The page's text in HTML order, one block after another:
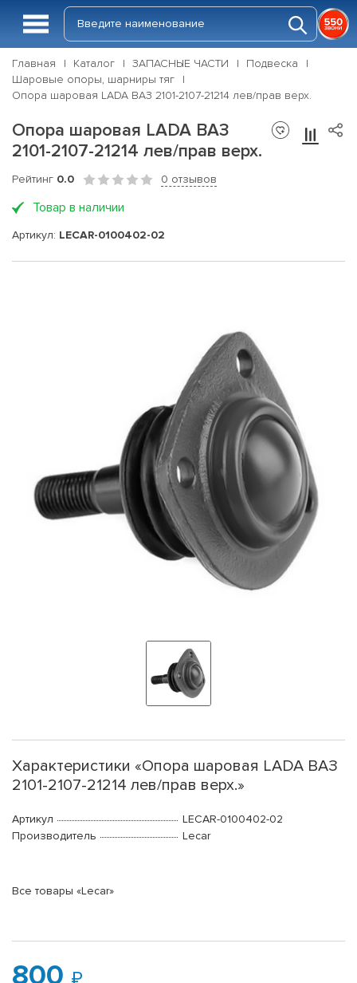
Главная Каталог ЗАПАСНЫЕ ЧАСТИ
Подвеска
Шаровые опоры, шарниры тяг
Опора шаровая LADA ВАЗ 2101-2107-21214 лев/прав верх.
Опора шаровая LADA ВАЗ
2101-2107-21214 лев/прав верх.
Рейтинг 0.0 0 отзывов
Товар в наличии
Артикул: LECAR-0100402-02
Характеристики «Опора шаровая LADA ВАЗ
2101-2107-21214 лев/прав верх.»
Артикул
LECAR-0100402-02
Производитель
Lecar
Все товары «Lecar»